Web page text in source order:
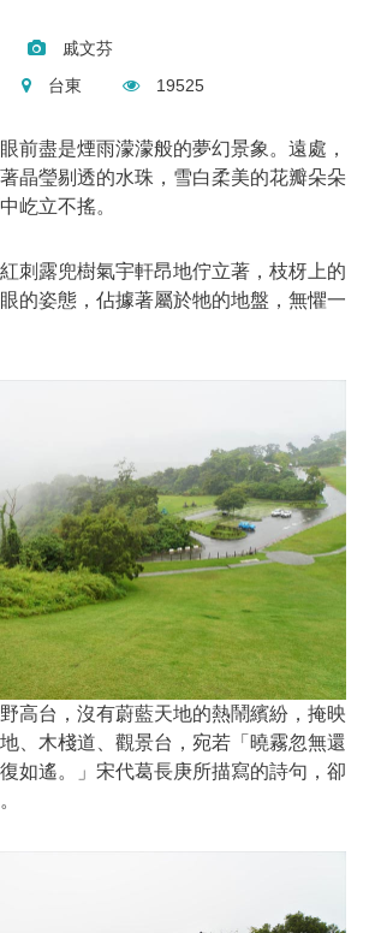
戚文芬
台東 19525
前盡是煙雨濛濛般的夢幻景象。遠處，
晶瑩剔透的水珠，雪白柔美的花瓣朵朵
屹立不搖。
刺露兜樹氣宇軒昂地佇立著，枝枒上的
的姿態，佔據著屬於牠的地盤，無懼一
高台，沒有蔚藍天地的熱鬧繽紛，掩映
、木棧道、觀景台，宛若「曉霧忽無還
如遙。」宋代葛長庚所描寫的詩句，卻